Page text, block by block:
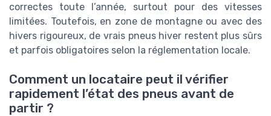
correctes toute l’année, surtout pour des vitesses
limitées. Toutefois, en zone de montagne ou avec des
hivers rigoureux, de vrais pneus hiver restent plus sûrs
et parfois obligatoires selon la réglementation locale.
Comment un locataire peut il vérifier
rapidement l’état des pneus avant de
partir ?